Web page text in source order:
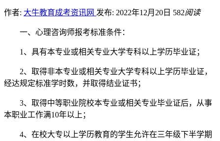
作者: 大牛教育成考资讯网 发布: 2022年12月20日 582阅读
一、心理咨询师报考标准条件：
1、具有本专业或相关专业大学专科以上学历毕业证；
2、取得非本专业或相关专业大学专科以上学历毕业证，
经达规定标准学时数，并取得结业证书；
3、取得中等职业院校本专业或相关专业毕业证后，从事
本职业工作满10年以上；
4、在校大专以上学历教育的学生允许在三年级下半学期